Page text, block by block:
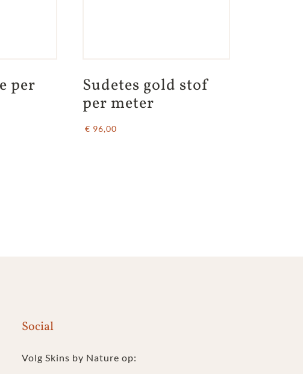
per
Sudetes gold stof
per meter
€ 96,00
Social
Volg Skins by Nature op: